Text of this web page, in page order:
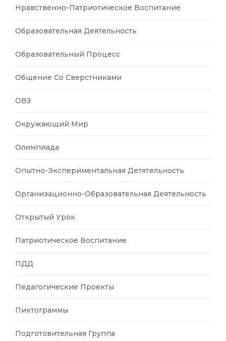
Нравственно-Патриотическое Воспитание
Образовательная Деятельность
Образовательный Процесс
Общение Со Сверстниками
ОВЗ
Окружающий Мир
Олимпиада
Опытно-Экспериментальная Детятельность
Организационно-Образовательная Деятельность
Открытый Урок
Патриотическое Воспитание
ПДД
Педагогические Проекты
Пиктограммы
Подготовительная Группа